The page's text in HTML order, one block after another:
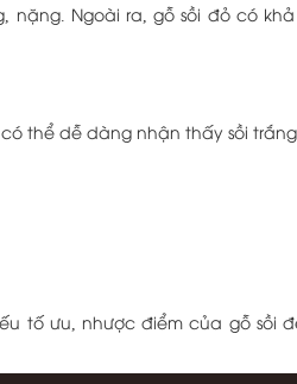
Ngoài ra, gỗ sồi đỏ có
thể dễ dàng nhận thấy sồi trắng
tố ưu, nhược điểm của gỗ sồi